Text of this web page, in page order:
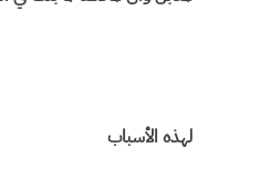
لهذه الأسباب